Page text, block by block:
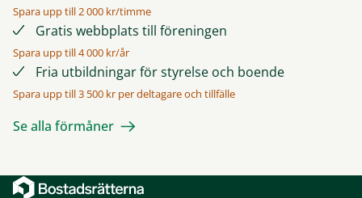
Spara upp till 2 000 kr/timme
Gratis webbplats till föreningen
Spara upp till 4 000 kr/år
Fria utbildningar för styrelse och boende
Spara upp till 3 500 kr per deltagare och tillfälle
Se alla förmåner